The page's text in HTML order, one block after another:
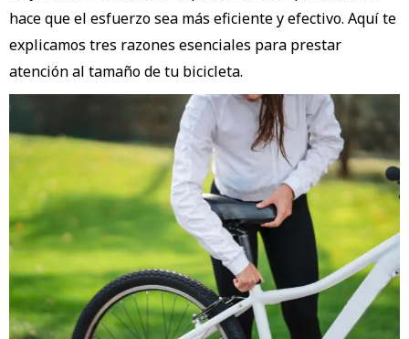
hace que el esfuerzo sea más eficiente y efectivo. Aquí te
explicamos tres razones esenciales para prestar
atención al tamaño de tu bicicleta.